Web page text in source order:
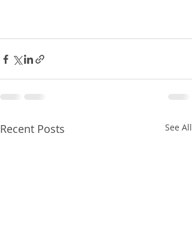
Recent Posts See All